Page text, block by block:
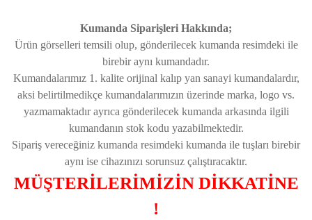
Kumanda Siparişleri Hakkında;
Ürün görselleri temsili olup, gönderilecek kumanda resimdeki ile
birebir aynı kumandadır.
Kumandalarımız 1. kalite orijinal kalıp yan sanayi kumandalardır,
aksi belirtilmedikçe kumandalarımızın üzerinde marka, logo vs.
yazmamaktadır ayrıca gönderilecek kumanda arkasında ilgili
kumandanın stok kodu yazabilmektedir.
Sipariş vereceğiniz kumanda resimdeki kumanda ile tuşları birebir
aynı ise cihazınızı sorunsuz çalıştıracaktır.
MÜŞTERİLERİMİZİN DİKKATİNE
!